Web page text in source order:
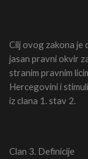
Cilj ovog zakona je
jasan pravni okvir
stranim pravnim
Hercegovini i
iz clana 1. stav 2.
Clan 3. Definicije